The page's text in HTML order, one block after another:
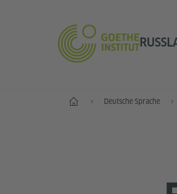
Start Deutsche Sprache